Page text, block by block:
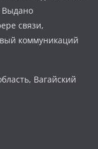
связи,
коммуникаций
Вагайский